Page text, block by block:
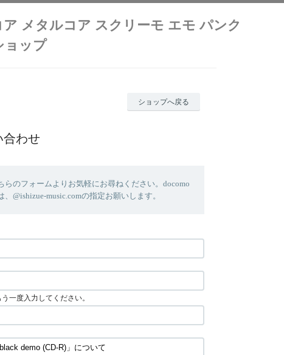
メタルコア スクリーモ エモ パンク
ョップ
ショップへ戻る
合わせ
のフォームよりお気軽にお尋ねください。docomo
@ishizue-music.comの指定お願いします。
一度入力してください。